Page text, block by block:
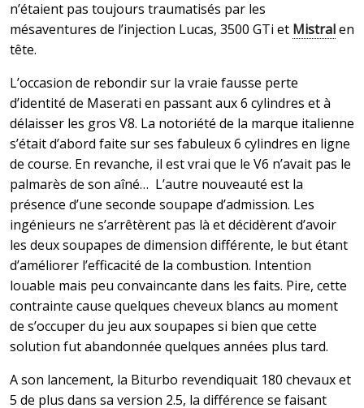
n’étaient pas toujours traumatisés par les
mésaventures de l’injection Lucas, 3500 GTi et Mistralen
tête.
L’occasion de rebondir sur la vraie fausse perte
d’identité de Maserati en passant aux 6 cylindres et à
délaisser les gros V8. La notoriété de la marque italienne
s’était d’abord faite sur ses fabuleux 6 cylindres en ligne
de course. En revanche, il est vrai que le V6 n’avait pas le
palmarès de son aîné… L’autre nouveauté est la
présence d’une seconde soupape d’admission. Les
ingénieurs ne s’arrêtèrent pas là et décidèrent d’avoir
les deux soupapes de dimension différente, le but étant
d’améliorer l’efficacité de la combustion. Intention
louable mais peu convaincante dans les faits. Pire, cette
contrainte cause quelques cheveux blancs au moment
de s’occuper du jeu aux soupapes si bien que cette
solution fut abandonnée quelques années plus tard.
A son lancement, la Biturbo revendiquait 180 chevaux et
5 de plus dans sa version 2.5, la différence se faisant